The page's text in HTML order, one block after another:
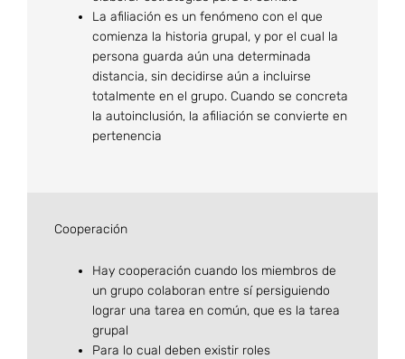
La afiliación es un fenómeno con el que
comienza la historia grupal, y por el cual la
persona guarda aún una determinada
distancia, sin decidirse aún a incluirse
totalmente en el grupo. Cuando se concreta
la autoinclusión, la afiliación se convierte en
pertenencia
Cooperación
Hay cooperación cuando los miembros de
un grupo colaboran entre sí persiguiendo
lograr una tarea en común, que es la tarea
grupal
Para lo cual deben existir roles